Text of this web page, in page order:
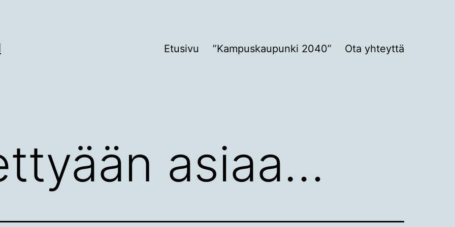
Etusivu ”Kampuskaupunki 2040” Ota yhteyttä
asiaa…